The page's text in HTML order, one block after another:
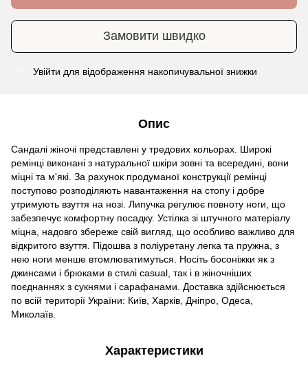
Замовити швидко
Увійти для відображення накопичувальної знижки
Опис
Сандалі жіночі представлені у тредових кольорах. Широкі
ремінці виконані з натуральної шкіри зовні та всередині, вони
міцні та м'які. За рахунок продуманої конструкції ремінці
поступово розподіляють навантаження на стопу і добре
утримують взуття на нозі. Липучка регулює повноту ноги, що
забезпечує комфортну посадку. Устілка зі штучного матеріалу
міцна, надовго збереже свій вигляд, що особливо важливо для
відкритого взуття. Підошва з поліуретану легка та пружна, з
нею ноги менше втомлюватимуться. Носіть босоніжки як з
джинсами і брюками в стилі casual, так і в жіночніших
поєднаннях з сукнями і сарафанами. Доставка здійснюється
по всій території України: Київ, Харків, Дніпро, Одеса,
Миколаїв.
Характеристики